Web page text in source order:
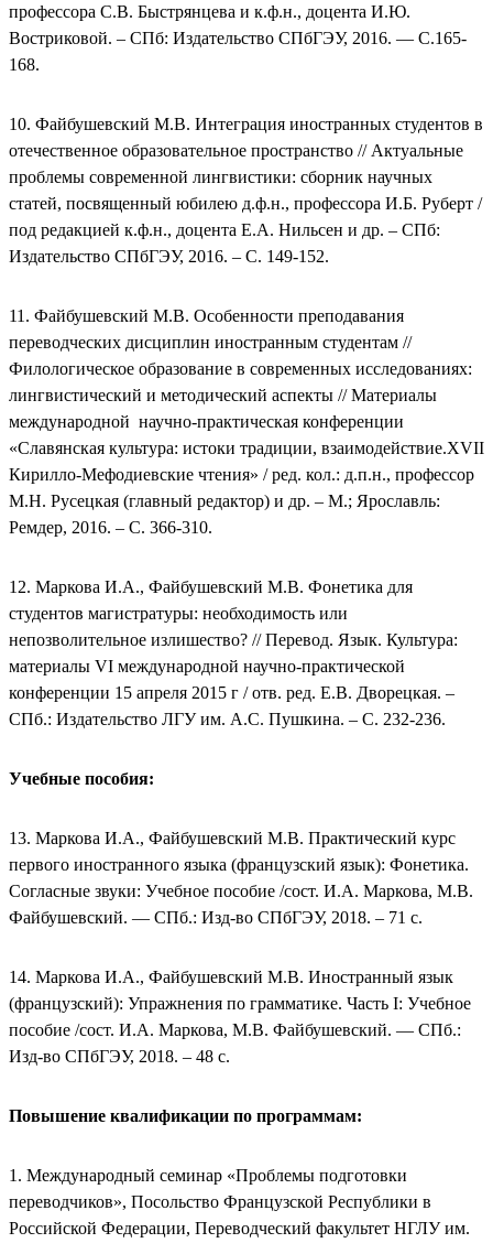
профессора С.В. Быстрянцева и к.ф.н., доцента И.Ю.
Востриковой. – СПб: Издательство СПбГЭУ, 2016. — С.165-
168.
10. Файбушевский М.В. Интеграция иностранных студентов в
отечественное образовательное пространство // Актуальные
проблемы современной лингвистики: сборник научных
статей, посвященный юбилею д.ф.н., профессора И.Б. Руберт /
под редакцией к.ф.н., доцента Е.А. Нильсен и др. – СПб:
Издательство СПбГЭУ, 2016. – С. 149-152.
11. Файбушевский М.В. Особенности преподавания
переводческих дисциплин иностранным студентам //
Филологическое образование в современных исследованиях:
лингвистический и методический аспекты // Материалы
международной научно-практическая конференции
«Славянская культура: истоки традиции, взаимодействие.XVII
Кирилло-Мефодиевские чтения» / ред. кол.: д.п.н., профессор
М.Н. Русецкая (главный редактор) и др. – М.; Ярославль:
Ремдер, 2016. – С. 366-310.
12. Маркова И.А., Файбушевский М.В. Фонетика для
студентов магистратуры: необходимость или
непозволительное излишество? // Перевод. Язык. Культура:
материалы VI международной научно-практической
конференции 15 апреля 2015 г / отв. ред. Е.В. Дворецкая. –
СПб.: Издательство ЛГУ им. А.С. Пушкина. – С. 232-236.
Учебные пособия:
13. Маркова И.А., Файбушевский М.В. Практический курс
первого иностранного языка (французский язык): Фонетика.
Согласные звуки: Учебное пособие /сост. И.А. Маркова, М.В.
Файбушевский. — СПб.: Изд-во СПбГЭУ, 2018. – 71 с.
14. Маркова И.А., Файбушевский М.В. Иностранный язык
(французский): Упражнения по грамматике. Часть I: Учебное
пособие /сост. И.А. Маркова, М.В. Файбушевский. — СПб.:
Изд-во СПбГЭУ, 2018. – 48 с.
Повышение квалификации по программам:
1. Международный семинар «Проблемы подготовки
переводчиков», Посольство Французской Республики в
Российской Федерации, Переводческий факультет НГЛУ им.